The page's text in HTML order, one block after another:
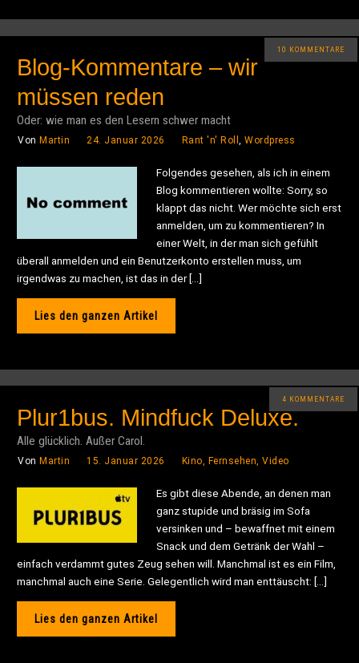
10 KOMMENTARE
Blog-Kommentare – wir
müssen reden
Oder: wie man es den Lesern schwer macht
Von Martin 24. Januar 2026 Rant 'n' Roll,Wordpress
Folgendes gesehen, als ich in einem
Blog kommentieren wollte: Sorry, so
klappt das nicht. Wer möchte sich erst
anmelden, um zu kommentieren? In
einer Welt, in der man sich gefühlt
überall anmelden und ein Benutzerkonto erstellen muss, um
irgendwas zu machen, ist das in der […]
Lies den ganzen Artikel
4 KOMMENTARE
Plur1bus. Mindfuck Deluxe.
Alle glücklich. Außer Carol.
VonMartin 15. Januar 2026 Kino, Fernsehen, Video
Es gibt diese Abende, an denen man
ganz stupide und bräsig im Sofa
versinken und – bewaffnet mit einem
Snack und dem Getränk der Wahl –
einfach verdammt gutes Zeug sehen will. Manchmal ist es ein Film,
manchmal auch eine Serie. Gelegentlich wird man enttäuscht: […]
Lies den ganzen Artikel